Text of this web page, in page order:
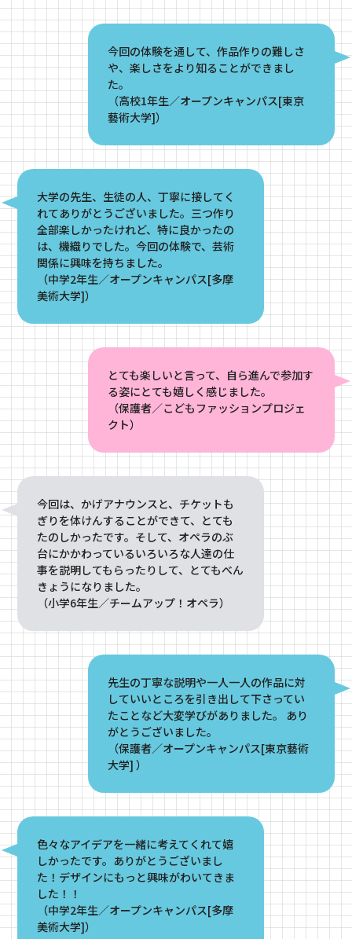
今回の体験を通して、作品作りの難しさ
や、楽しさをより知ることができまし
た。
（高校1年生／オープンキャンパス[東京
藝術大学]）
大学の先生、生徒の人、丁寧に接してく
れてありがとうございました。三つ作り
全部楽しかったけれど、特に良かったの
は、機織りでした。今回の体験で、芸術
関係に興味を持ちました。
（中学2年生／オープンキャンパス[多摩
美術大学]）
とても楽しいと言って、自ら進んで参加す
る姿にとても嬉しく感じました。
（保護者／こどもファッションプロジェ
クト）
今回は、かげアナウンスと、チケットも
ぎりを体けんすることができて、とても
たのしかったです。そして、オペラのぶ
台にかかわっているいろいろな人達の仕
事を説明してもらったりして、とてもべん
きょうになりました。
（小学6年生／チームアップ！オペラ）
先生の丁寧な説明や一人一人の作品に対
していいところを引き出して下さってい
たことなど大変学びがありました。 あり
がとうございました。
（保護者／オープンキャンパス[東京藝術
大学] ）
色々なアイデアを一緒に考えてくれて嬉
しかったです。ありがとうございまし
た！デザインにもっと興味がわいてきま
した！！
（中学2年生／オープンキャンパス[多摩
美術大学]）